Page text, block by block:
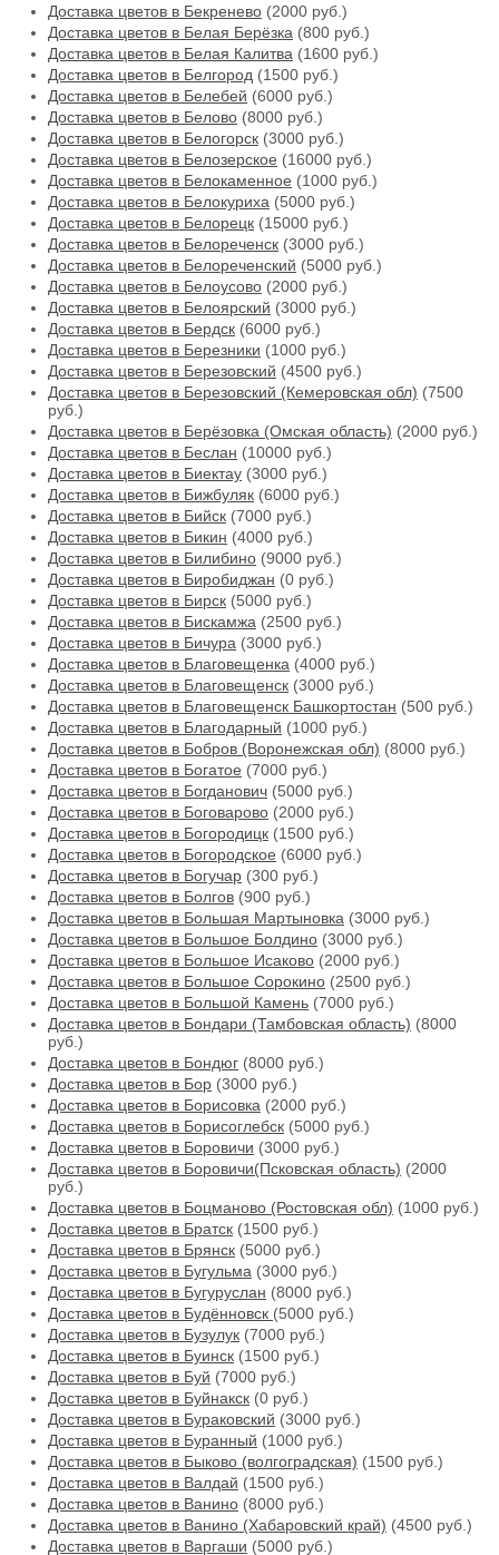
Доставка цветов в Бекренево (2000 руб.)
Доставка цветов в Белая Берёзка (800 руб.)
Доставка цветов в Белая Калитва (1600 руб.)
Доставка цветов в Белгород (1500 руб.)
Доставка цветов в Белебей (6000 руб.)
Доставка цветов в Белово (8000 руб.)
Доставка цветов в Белогорск (3000 руб.)
Доставка цветов в Белозерское (16000 руб.)
Доставка цветов в Белокаменное (1000 руб.)
Доставка цветов в Белокуриха (5000 руб.)
Доставка цветов в Белорецк (15000 руб.)
Доставка цветов в Белореченск (3000 руб.)
Доставка цветов в Белореченский (5000 руб.)
Доставка цветов в Белоусово (2000 руб.)
Доставка цветов в Белоярский (3000 руб.)
Доставка цветов в Бердск (6000 руб.)
Доставка цветов в Березники (1000 руб.)
Доставка цветов в Березовский (4500 руб.)
Доставка цветов в Березовский (Кемеровская обл) (7500
руб.)
Доставка цветов в Берёзовка (Омская область) (2000 руб.)
Доставка цветов в Беслан (10000 руб.)
Доставка цветов в Биектау (3000 руб.)
Доставка цветов в Бижбуляк (6000 руб.)
Доставка цветов в Бийск (7000 руб.)
Доставка цветов в Бикин (4000 руб.)
Доставка цветов в Билибино (9000 руб.)
Доставка цветов в Биробиджан (0 руб.)
Доставка цветов в Бирск (5000 руб.)
Доставка цветов в Бискамжа (2500 руб.)
Доставка цветов в Бичура (3000 руб.)
Доставка цветов в Благовещенка (4000 руб.)
Доставка цветов в Благовещенск (3000 руб.)
Доставка цветов в Благовещенск Башкортостан (500 руб.)
Доставка цветов в Благодарный (1000 руб.)
Доставка цветов в Бобров (Воронежская обл) (8000 руб.)
Доставка цветов в Богатое (7000 руб.)
Доставка цветов в Богданович (5000 руб.)
Доставка цветов в Боговарово (2000 руб.)
Доставка цветов в Богородицк (1500 руб.)
Доставка цветов в Богородское (6000 руб.)
Доставка цветов в Богучар (300 руб.)
Доставка цветов в Болгов (900 руб.)
Доставка цветов в Большая Мартыновка (3000 руб.)
Доставка цветов в Большое Болдино (3000 руб.)
Доставка цветов в Большое Исаково (2000 руб.)
Доставка цветов в Большое Сорокино (2500 руб.)
Доставка цветов в Большой Камень (7000 руб.)
Доставка цветов в Бондари (Тамбовская область) (8000
руб.)
Доставка цветов в Бондюг (8000 руб.)
Доставка цветов в Бор (3000 руб.)
Доставка цветов в Борисовка (2000 руб.)
Доставка цветов в Борисоглебск (5000 руб.)
Доставка цветов в Боровичи (3000 руб.)
Доставка цветов в Боровичи(Псковская область) (2000
руб.)
Доставка цветов в Боцманово (Ростовская обл) (1000 руб.)
Доставка цветов в Братск (1500 руб.)
Доставка цветов в Брянск (5000 руб.)
Доставка цветов в Бугульма (3000 руб.)
Доставка цветов в Бугуруслан (8000 руб.)
Доставка цветов в Будённовск (5000 руб.)
Доставка цветов в Бузулук (7000 руб.)
Доставка цветов в Буинск (1500 руб.)
Доставка цветов в Буй (7000 руб.)
Доставка цветов в Буйнакск (0 руб.)
Доставка цветов в Бураковский (3000 руб.)
Доставка цветов в Буранный (1000 руб.)
Доставка цветов в Быково (волгоградская) (1500 руб.)
Доставка цветов в Валдай (1500 руб.)
Доставка цветов в Ванино (8000 руб.)
Доставка цветов в Ванино (Хабаровский край) (4500 руб.)
Доставка цветов в Варгаши (5000 руб.)